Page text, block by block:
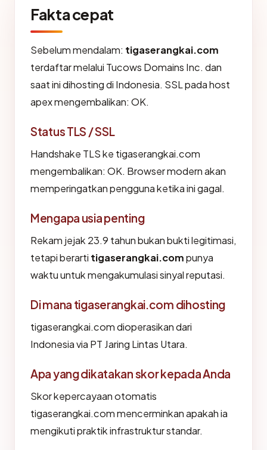
Fakta cepat
Sebelum mendalam: tigaserangkai.com
terdaftar melalui Tucows Domains Inc. dan
saat ini dihosting di Indonesia. SSL pada host
apex mengembalikan: OK.
Status TLS / SSL
Handshake TLS ke tigaserangkai.com
mengembalikan: OK. Browser modern akan
memperingatkan pengguna ketika ini gagal.
Mengapa usia penting
Rekam jejak 23.9 tahun bukan bukti legitimasi,
tetapi berarti tigaserangkai.compunya
waktu untuk mengakumulasi sinyal reputasi.
Di mana tigaserangkai.com dihosting
tigaserangkai.com dioperasikan dari
Indonesia via PT Jaring Lintas Utara.
Apa yang dikatakan skor kepada Anda
Skor kepercayaan otomatis
tigaserangkai.com mencerminkan apakah ia
mengikuti praktik infrastruktur standar.